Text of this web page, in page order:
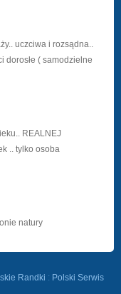
uczciwa i rozsądna..
dorosłe ( samodzielne
REALNEJ
.. tylko osoba
natury
Randki : Polski Serwis